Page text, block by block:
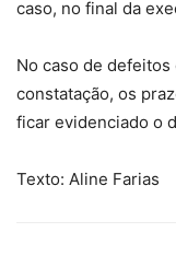
caso, no final da
No caso de
constatação, os
ficar evidenciado o
Texto: Aline Farias